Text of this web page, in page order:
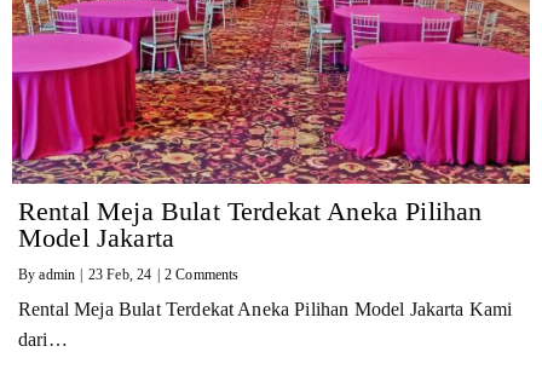
Rental Meja Bulat Terdekat Aneka Pilihan
Model Jakarta
Byadmin 23 Feb, 24 2 Comments
Rental Meja Bulat Terdekat Aneka Pilihan Model Jakarta Kami
dari…